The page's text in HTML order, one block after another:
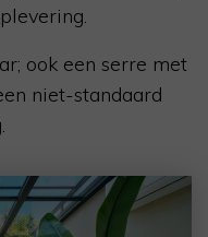
ook een serre met
niet-standaard